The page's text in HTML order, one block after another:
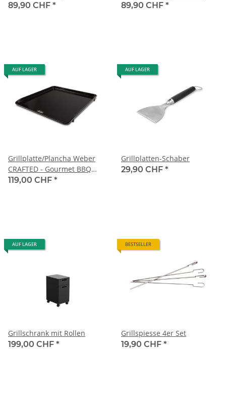
89,90 CHF *
89,90 CHF *
AUF LAGER
Grillplatte/Plancha Weber
CRAFTED - Gourmet BBQ
System
119,00 CHF *
AUF LAGER
Grillplatten-Schaber
29,90 CHF *
AUF LAGER
Grillschrank mit Rollen
199,00 CHF *
BESTSELLER
Grillspiesse 4er Set
19,90 CHF *